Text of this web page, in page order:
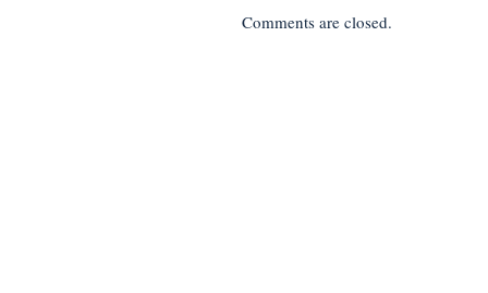
Comments are closed.